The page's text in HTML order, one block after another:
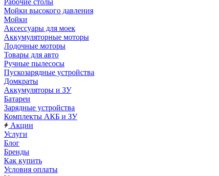
Рабочие столы
Мойки высокого давления
Мойки
Аксессуары для моек
Аккумуляторные моторы
Лодочные моторы
Товары для авто
Ручные пылесосы
Пускозарядные устройства
Домкраты
Аккумуляторы и ЗУ
Батареи
Зарядные устройства
Комплекты АКБ и ЗУ
Акции
Услуги
Блог
Бренды
Как купить
Условия оплаты